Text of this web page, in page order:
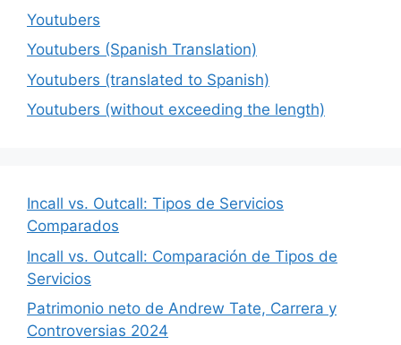
Youtubers
Youtubers (Spanish Translation)
Youtubers (translated to Spanish)
Youtubers (without exceeding the length)
Incall vs. Outcall: Tipos de Servicios
Comparados
Incall vs. Outcall: Comparación de Tipos de
Servicios
Patrimonio neto de Andrew Tate, Carrera y
Controversias 2024